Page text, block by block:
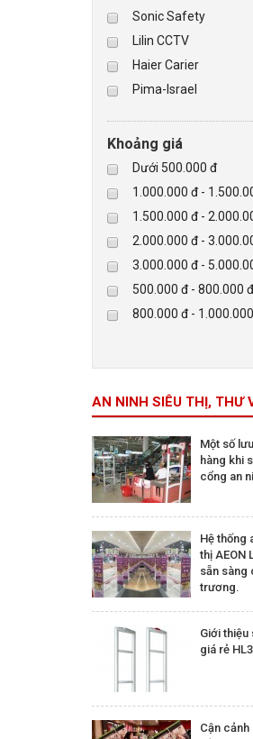
Sonic Safety
Lilin CCTV
Haier Carier
Pima-Israel
Checkpoint
Paradox-Canada
D-max
HIKVISON
Eguard
Khác
Rapiscan
Khoảng giá
Dưới 500.000 đ
1.000.000 đ -
1.500.000 đ -
2.000.000 đ -
3.000.000 đ -
500.000 đ - 800.000 đ
800.000 đ -
AN NINH SIÊU THỊ, THƯ
Một số
hàng khi
cổng an
Hệ thống
thị AEON
sẵn sàng
trương.
Giới thiệu
giá rẻ
Cận cảnh
NHÀ THÔNG MINH
LIÊN HỆ